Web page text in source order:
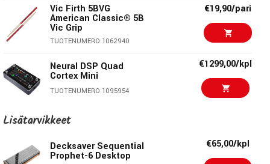
TUOTENUMERO 1073082
Sequential Prophet
REV2 8V Module
€1959,00/kpl
REV2 8-Voice
€2899,00/kpl
Synclavier Regen
TUOTENUMERO 1090495
Vic Firth 5BVG
American Classic® 5B
Vic Grip
TUOTENUMERO 1062940
€19,90/pari
Neural DSP Quad
Cortex Mini
TUOTENUMERO 1095954
€1299,00/kpl
Epiphone Les Paul
Custom Ebony (Incl
TUOTENUMERO 1090735
Lisätarvikkeet
Decksaver Sequential
Prophet-6 Desktop
€65,00/kpl